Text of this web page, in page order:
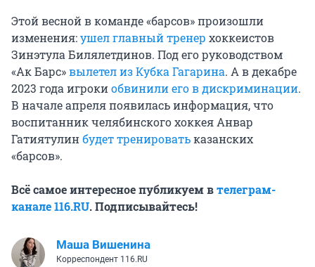
Этой весной в команде «барсов» произошли
изменения:ушел главный тренер хоккеистов
Зинэтула Билялетдинов. Под его руководством
«Ак Барс»вылетел из Кубка Гагарина. А в декабре
2023 года игрокиобвинили его в дискриминации.
В начале апреля появилась информация, что
воспитанник челябинского хоккея Анвар
Гатиятулинбудет тренироватьказанских
«барсов».
Всё самое интересное публикуем втелеграм-
канале 116.RU. Подписывайтесь!
Маша Вишенина
Корреспондент 116.RU